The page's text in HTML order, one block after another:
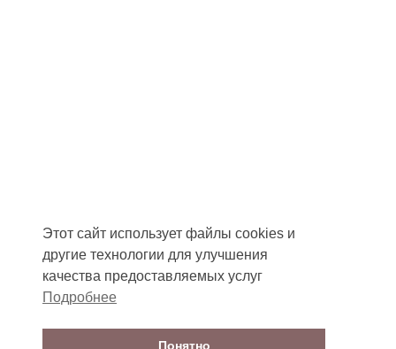
Этот сайт использует файлы cookies и
другие технологии для улучшения
качества предоставляемых услуг
Подробнее
Понятно